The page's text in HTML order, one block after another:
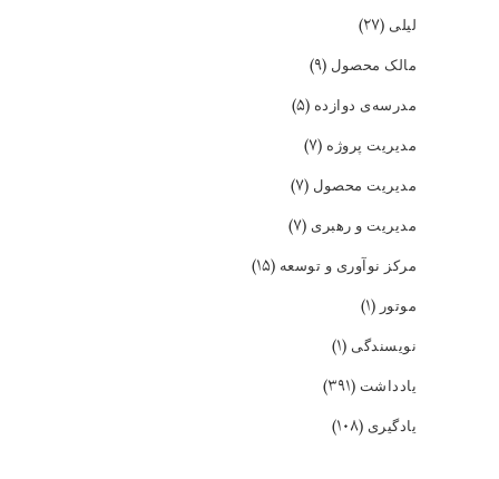
لیلی (۲۷)
مالک محصول (۹)
مدرسه‌ی دوازده (۵)
مدیریت پروژه (۷)
مدیریت محصول (۷)
مدیریت و رهبری (۷)
مرکز نوآوری و توسعه (۱۵)
موتور (۱)
نویسندگی (۱)
یادداشت (۳۹۱)
یادگیری (۱۰۸)